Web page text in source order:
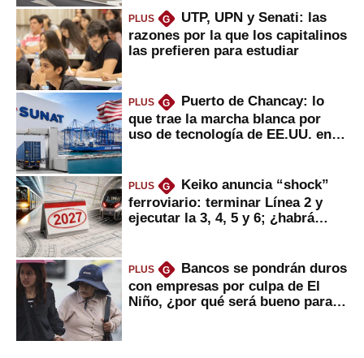
PLUS G
UTP, UPN y Senati: las
razones por la que los capitalinos
las prefieren para estudiar
PLUS G
Puerto de Chancay: lo
que trae la marcha blanca por
uso de tecnología de EE.UU. en
PLUS G
Keiko anuncia “shock”
ferroviario: terminar Línea 2 y
ejecutar la 3, 4, 5 y 6; ¿habrá
PLUS G
Bancos se pondrán duros
con empresas por culpa de El
Niño, ¿por qué será bueno para